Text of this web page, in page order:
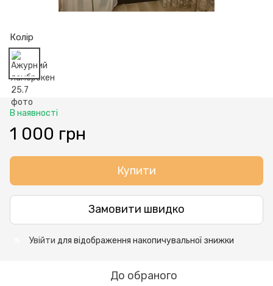
Колір
В наявності
1 000 грн
Купити
Замовити швидко
Увійти для відображення накопичувальної знижки
До обраного